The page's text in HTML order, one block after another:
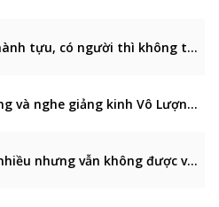
Vì sao có người thành tựu, có người thì không thể thành tựu?
Vì sao nên đọc tụng và nghe giảng kinh Vô Lượng Thọ?
Vì sao niệm Phật nhiều nhưng vẫn không được vãng sanh?